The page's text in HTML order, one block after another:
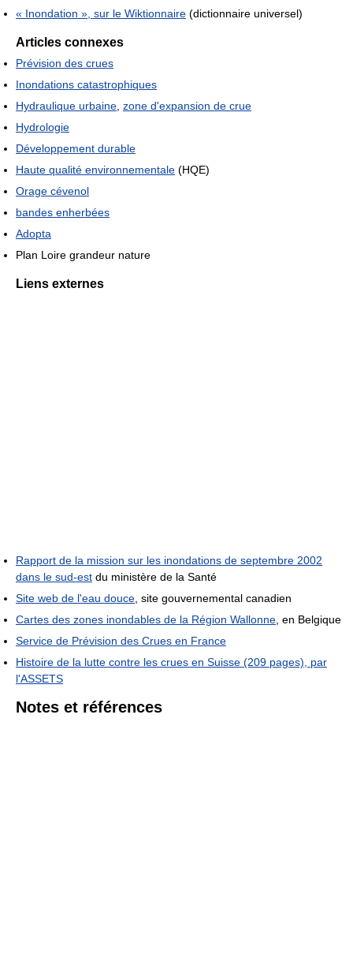
« Inondation », sur le Wiktionnaire (dictionnaire universel)
Articles connexes
Prévision des crues
Inondations catastrophiques
Hydraulique urbaine, zone d'expansion de crue
Hydrologie
Développement durable
Haute qualité environnementale (HQE)
Orage cévenol
bandes enherbées
Adopta
Plan Loire grandeur nature
Liens externes
Rapport de la mission sur les inondations de septembre 2002
dans le sud-est du ministère de la Santé
Site web de l'eau douce, site gouvernemental canadien
Cartes des zones inondables de la Région Wallonne, en Belgique
Service de Prévision des Crues en France
Histoire de la lutte contre les crues en Suisse (209 pages), par
l'ASSETS
Notes et références